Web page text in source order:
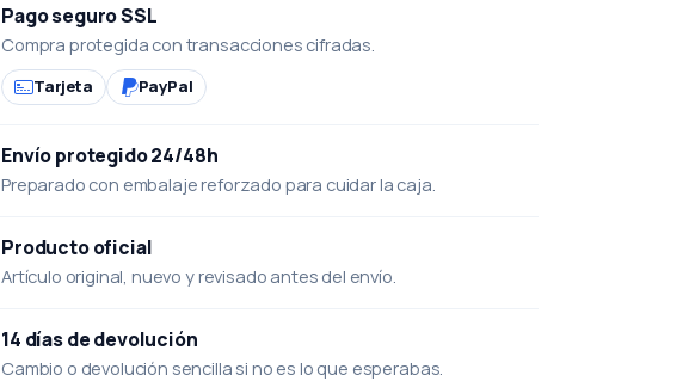
Pago seguro SSL
Compra protegida con transacciones cifradas.
Tarjeta PayPal
Envío protegido 24/48h
Preparado con embalaje reforzado para cuidar la caja.
Producto oficial
Artículo original, nuevo y revisado antes del envío.
14 días de devolución
Cambio o devolución sencilla si no es lo que esperabas.